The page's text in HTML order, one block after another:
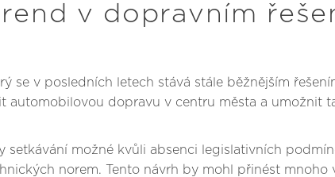
v dopravním
se v posledních letech stává stále běžnějším
automobilovou dopravu v centru města a umožnit
možné kvůli absenci legislativních
norem. Tento návrh by mohl přinést mnoho